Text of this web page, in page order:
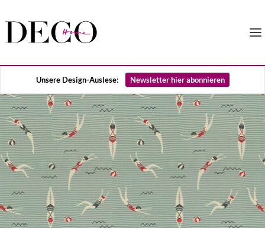
Unsere Design-Auslese: Newsletter hier abonnieren